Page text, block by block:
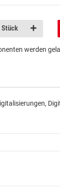
Stück
werden